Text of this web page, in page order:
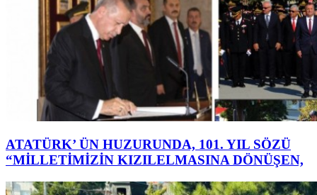
ATATÜRK’ ÜN HUZURUNDA, 101. YIL SÖZÜ
“MİLLETİMİZİN KIZILELMASINA DÖNÜŞEN,